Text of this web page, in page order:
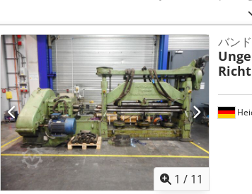
1 / 11
バン